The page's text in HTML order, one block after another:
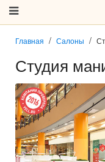
Главная Салоны
Студия